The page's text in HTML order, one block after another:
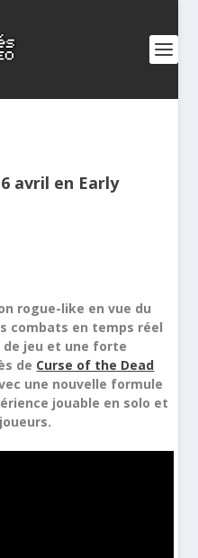
avril en Early
rogue-like en vue du
combats en temps réel
de jeu et une forte
de Curse of the Dead
une nouvelle formule
jouable en solo et